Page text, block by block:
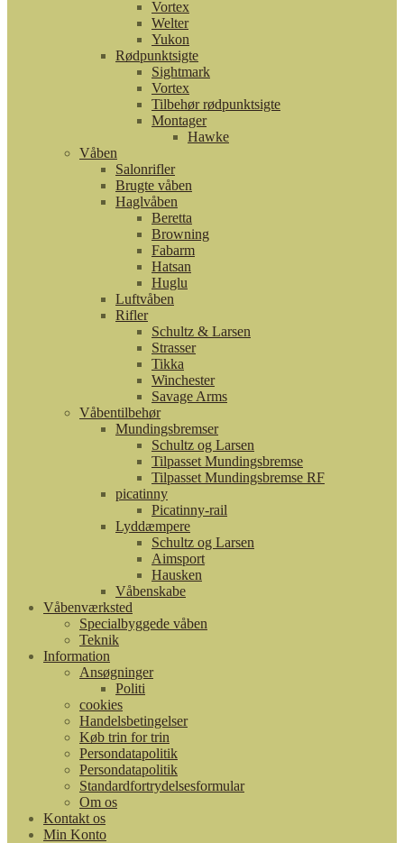
Vortex
Welter
Yukon
Rødpunktsigte
Sightmark
Vortex
Tilbehør rødpunktsigte
Montager
Hawke
Våben
Salonrifler
Brugte våben
Haglvåben
Beretta
Browning
Fabarm
Hatsan
Huglu
Luftvåben
Rifler
Schultz & Larsen
Strasser
Tikka
Winchester
Savage Arms
Våbentilbehør
Mundingsbremser
Schultz og Larsen
Tilpasset Mundingsbremse
Tilpasset Mundingsbremse RF
picatinny
Picatinny-rail
Lyddæmpere
Schultz og Larsen
Aimsport
Hausken
Våbenskabe
Våbenværksted
Specialbyggede våben
Teknik
Information
Ansøgninger
Politi
cookies
Handelsbetingelser
Køb trin for trin
Persondatapolitik
Persondatapolitik
Standardfortrydelsesformular
Om os
Kontakt os
Min Konto